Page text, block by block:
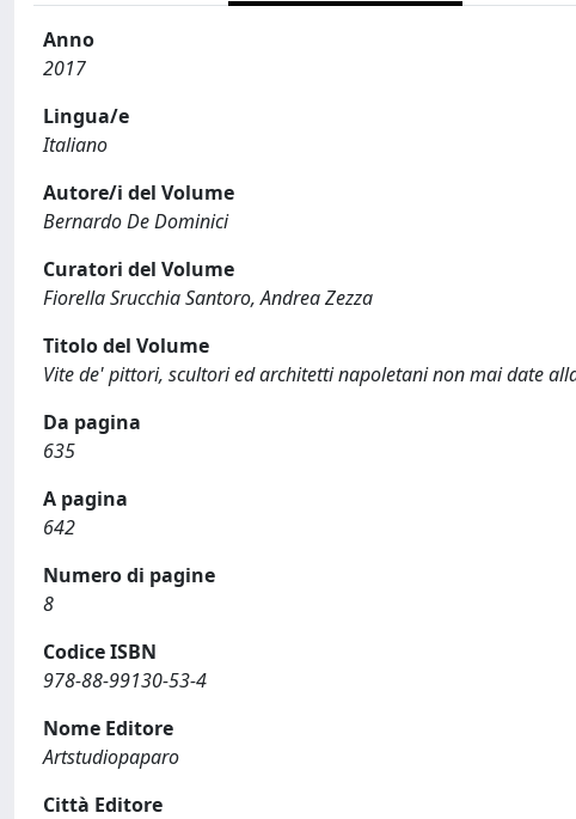
Anno
2017
Lingua/e
Italiano
Autore/i del Volume
Bernardo De Dominici
Curatori del Volume
Fiorella Srucchia Santoro, Andrea Zezza
Titolo del Volume
Vite de' pittori, scultori ed architetti napoletani non mai date
Da pagina
635
A pagina
642
Numero di pagine
8
Codice ISBN
978-88-99130-53-4
Nome Editore
Artstudiopaparo
Città Editore